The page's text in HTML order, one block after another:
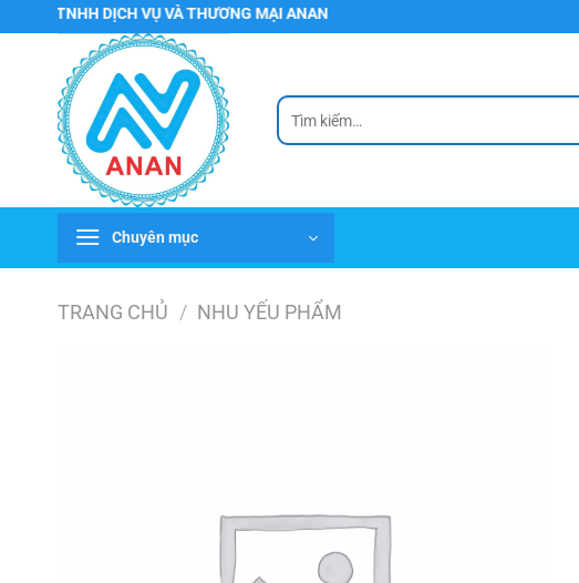
đến
DỊCH VỤ VÀ THƯƠNG MẠI ANAN
Tìm
kiếm:
Chuyên mục
TRANG CHỦ / NHU YẾU PHẨM